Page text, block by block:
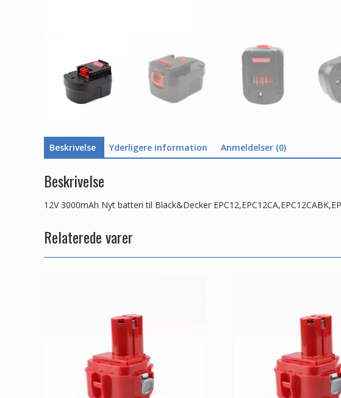
Beskrivelse Yderligere information Anmeldelser (0)
Beskrivelse
12V 3000mAh Nyt batteri til Black&Decker
Relaterede varer